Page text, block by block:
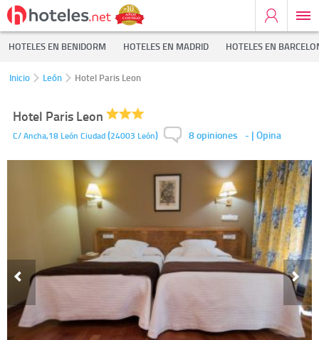
HOTELES EN BENIDORM HOTELES EN MADRID HOTELES EN
Inicio León Hotel Paris Leon
Hotel Paris Leon
C/ Ancha,18 León Ciudad(24003 León) 8 opiniones - | Opina